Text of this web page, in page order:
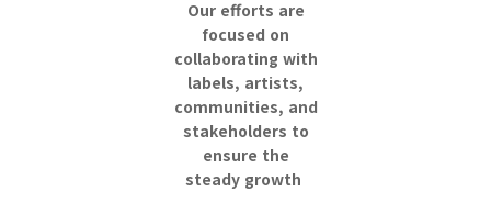
Our efforts are
focused on
collaborating with
labels, artists,
communities, and
stakeholders to
ensure the
steady growth